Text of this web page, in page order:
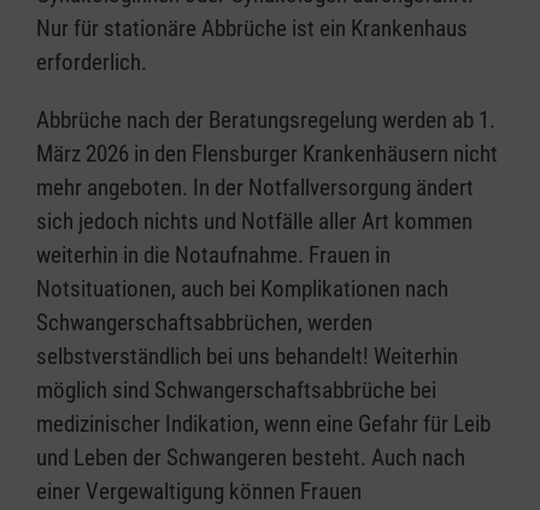
Nur für stationäre Abbrüche ist ein Krankenhaus
erforderlich.
Abbrüche nach der Beratungsregelung werden ab 1.
März 2026 in den Flensburger Krankenhäusern nicht
mehr angeboten. In der Notfallversorgung ändert
sich jedoch nichts und Notfälle aller Art kommen
weiterhin in die Notaufnahme. Frauen in
Notsituationen, auch bei Komplikationen nach
Schwangerschaftsabbrüchen, werden
selbstverständlich bei uns behandelt! Weiterhin
möglich sind Schwangerschaftsabbrüche bei
medizinischer Indikation, wenn eine Gefahr für Leib
und Leben der Schwangeren besteht. Auch nach
einer Vergewaltigung können Frauen